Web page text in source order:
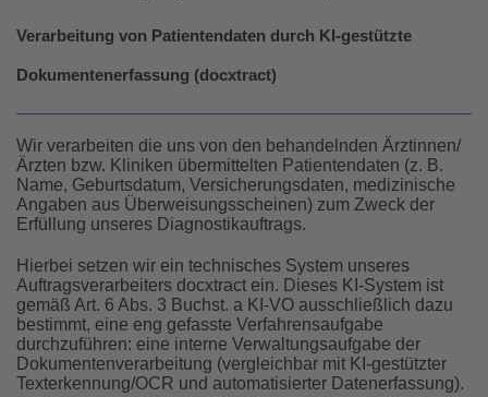
Verarbeitung von Patientendaten durch KI-gestützte
Dokumentenerfassung (docxtract)
Wir verarbeiten die uns von den behandelnden Ärztinnen/
Ärzten bzw. Kliniken übermittelten Patientendaten (z. B.
Name, Geburtsdatum, Versicherungsdaten, medizinische
Angaben aus Überweisungsscheinen) zum Zweck der
Erfüllung unseres Diagnostikauftrags.
Hierbei setzen wir ein technisches System unseres
Auftragsverarbeiters docxtract ein. Dieses KI-System ist
gemäß Art. 6 Abs. 3 Buchst. a KI-VO ausschließlich dazu
bestimmt, eine eng gefasste Verfahrensaufgabe
durchzuführen: eine interne Verwaltungsaufgabe der
Dokumentenverarbeitung (vergleichbar mit KI-gestützter
Texterkennung/OCR und automatisierter Datenerfassung).